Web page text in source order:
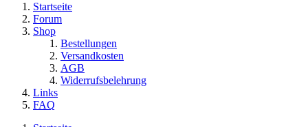
Startseite
Forum
Shop
Bestellungen
Versandkosten
AGB
Widerrufsbelehrung
Links
FAQ